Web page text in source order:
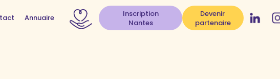
Annuaire
Inscription
Nantes
Devenir
partenaire